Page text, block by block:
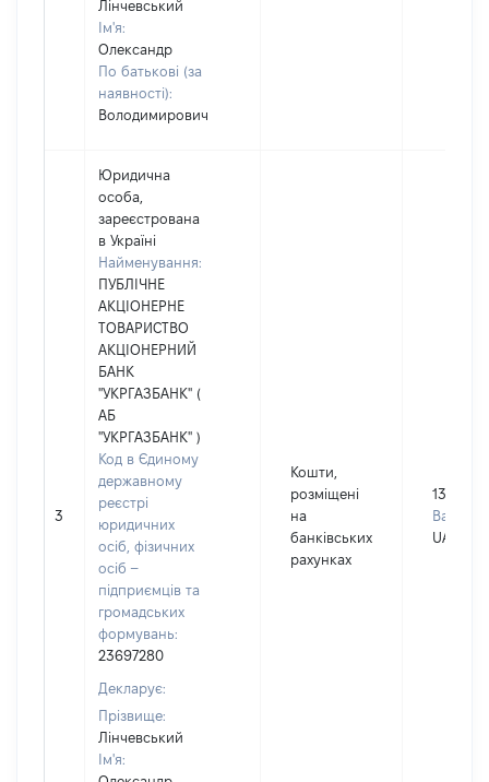
Лінчевський
Ім'я:
Олександр
По батькові (за
наявності):
Володимирович
3
Юридична
особа,
зареєстрована
в Україні
Найменування:
ПУБЛІЧНЕ
АКЦІОНЕРНЕ
ТОВАРИСТВО
АКЦІОНЕРНИЙ
БАНК
"УКРГАЗБАНК" (
АБ
"УКРГАЗБАНК" )
Код в Єдиному
державному
реєстрі
юридичних
осіб, фізичних
осіб –
підприємців та
громадських
формувань:
23697280
Декларує:
Прізвище:
Лінчевський
Ім'я:
Кошти,
розміщені
на
банківських
рахунках
139483
Валюта:
UAH